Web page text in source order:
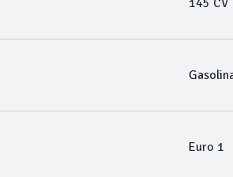
145 CV
Euro 1